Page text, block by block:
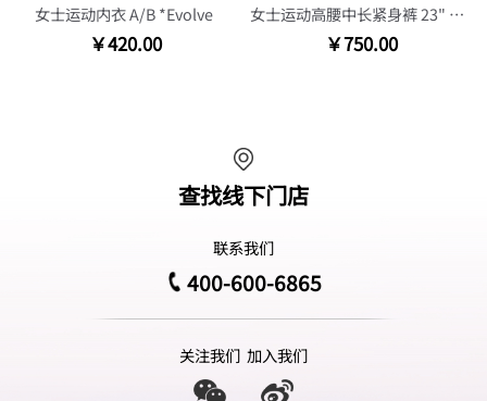
女士运动内衣 A/B *Evolve
￥420.00
女士运动高腰中长紧身裤 23" 芯吸
￥750.00
查找线下门店
联系我们
400-600-6865
关注我们 加入我们